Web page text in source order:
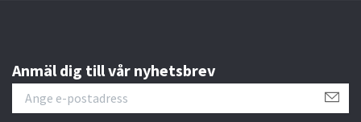
Anmäl dig till vår nyhetsbrev